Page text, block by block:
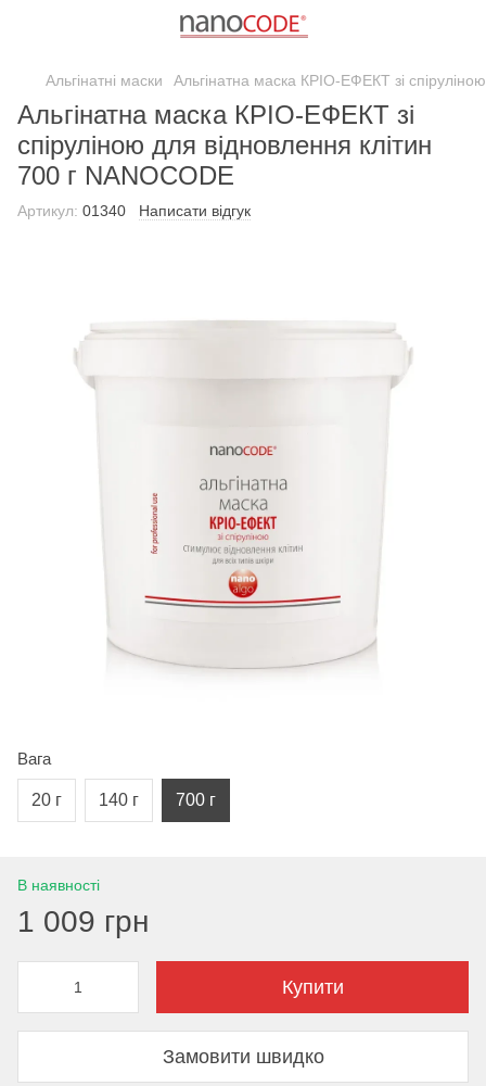
Альгінатні маски Альгінатна маска КРІО-ЕФЕКТ зі
Альгінатна маска КРІО-ЕФЕКТ зі
спіруліною для відновлення клітин
700 г NANOCODE
Артикул: 01340 Написати відгук
Вага
20 г 140 г 700 г
В наявності
1 009 грн
Купити
Замовити швидко